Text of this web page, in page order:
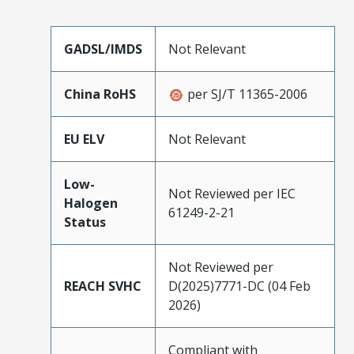
GADSL/IMDS Not Relevant
China RoHS per SJ/T 11365-2006
EU ELV Not Relevant
Low-
Halogen
Status
Not Reviewed per IEC
61249-2-21
REACH SVHC
Not Reviewed per
D(2025)7771-DC (04 Feb
2026)
Compliant with